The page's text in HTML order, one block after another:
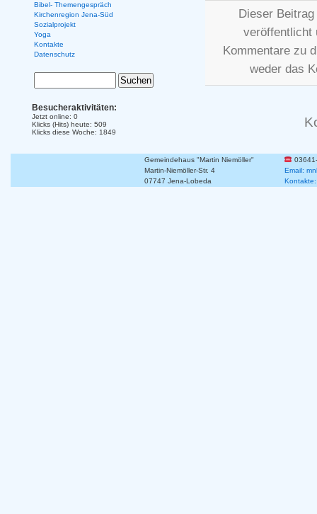
Dieser
veröffentlicht
Kommentare zu
weder das
Bibel- Themengespräch
Kirchenregion Jena-Süd
Sozialprojekt
Yoga
Kontakte
Datenschutz
Besucheraktivitäten:
Jetzt online: 0
Klicks (Hits) heute: 509
Klicks diese Woche: 1849
Gemeindehaus "Martin Niemöller"
Martin-Niemöller-Str. 4
Email:
07747 Jena-Lobeda